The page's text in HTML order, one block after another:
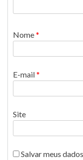
Nome*
E-mail*
Site
Salvar meus